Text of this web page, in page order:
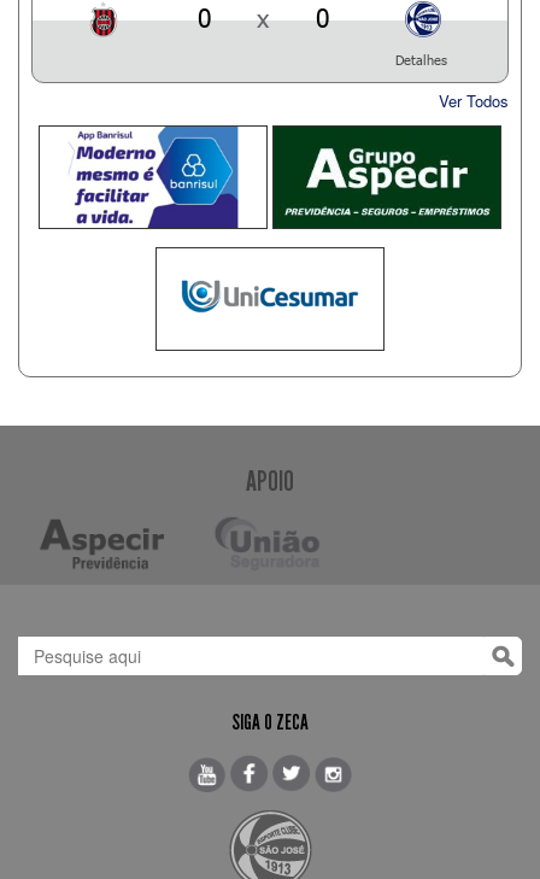
0 x 0
Detalhes
Ver Todos
APOIO
SIGA O ZECA